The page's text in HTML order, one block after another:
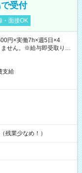
受付
・面接OK
円×実働7h×週5日×4
せん。※給与即受取りサ
支給
残業少なめ！）